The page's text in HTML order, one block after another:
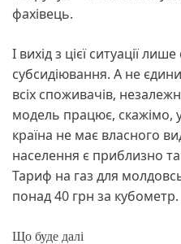
фахівець.
І вихід з цієї ситуації
субсидіювання. А не
всіх споживачів,
модель працює, скажімо,
країна не має власного
населення є приблизно
Тариф на газ для
понад 40 грн за кубометр.
Що буде далі